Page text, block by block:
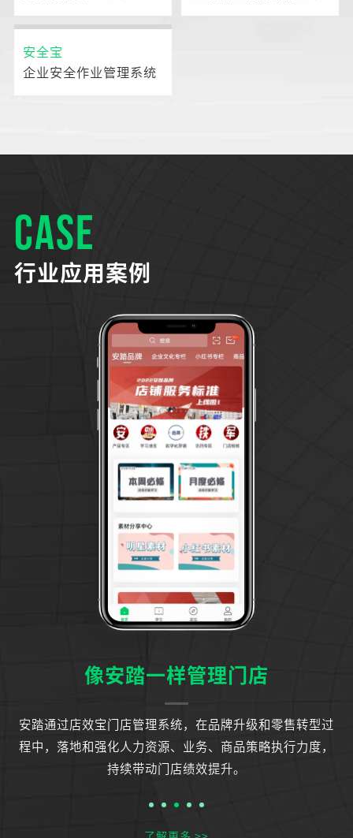
安全宝
企业安全作业管理系统
CASE
行业应用案例
像安踏一样管理门店
安踏通过店效宝门店管理系统，在品牌升级和零售转型过
程中，落地和强化人力资源、业务、商品策略执行力度，
持续带动门店绩效提升。